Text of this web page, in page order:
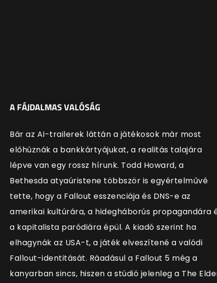
A FÁJDALMAS VALÓSÁG
Bár az AI-trailerek láttán a játékosok már most
előhúznák a bankkártyájukat, a realitás talajára
lépve van egy rossz hírunk. Todd Howard, a
Bethesda atyaúristene többször is egyértelművé
tette, hogy a Fallout esszenciája és DNS-e az
amerikai kultúrára, a hidegháborús propagandára
a kapitalista paródiára épül. A kiadó szerint ha
elhagynák az USA-t, a játék elveszítené a valódi
Fallout-identitását. Ráadásul a Fallout 5 még a
kanyarban sincs, hiszen a stúdió jelenleg a The